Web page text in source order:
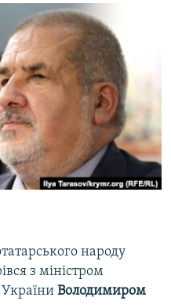
народу
з міністром
України Володимиром